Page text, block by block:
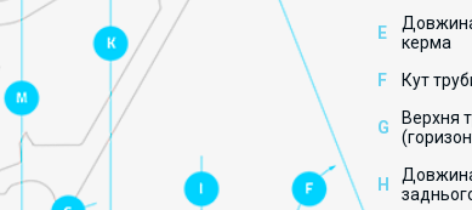
E
керма
F Кут
G
Верхня
H